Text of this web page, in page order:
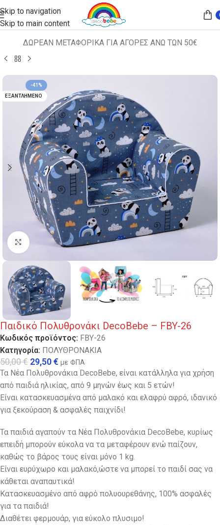
Skip to navigation
Skip to main content
ΔΩΡΕΑΝ ΜΕΤΑΦΟΡΙΚΑ ΓΙΑ ΑΓΟΡΕΣ ΑΝΩ ΤΩΝ 50€
Αρχική σελίδα ΠΑΙΔΙΚΑ ΚΑΘΙΣΜΑΤΑ ΠΟΛΥΘΡΟΝΑΚΙΑ
-41%
ΕΞΑΝΤΛΗΜΈΝΟ
Κλικ για μεγέθυνση
Παιδικό Πολυθρονάκι DecoBebe – FBY-26
Κωδικός προϊόντος: FBY-26
Κατηγορία: ΠΟΛΥΘΡΟΝΑΚΙΑ
50,00€ 29,50€ με ΦΠΑ
Τα Νέα Πολυθρονάκια DecoBebe, είναι κατάλληλα για χρήση
από παιδιά ηλικίας, από 9 μηνών έως και 5 ετών!
Είναι κατασκευασμένα από μαλακό και ελαφρύ αφρό, ιδανικό
για ξεκούραση & ασφαλές παιχνίδι!
Τα παιδιά αγαπούν τα Νέα Πολυθρονάκια DecoBebe, κυρίως
επειδή μπορούν εύκολα να τα μεταφέρουν ενώ παίζουν,
καθώς το βάρος τους είναι μόνο 1 kg.
Eίναι ευρύχωρο και μαλακό,ώστε να μπορεί το παιδί σας να
κάθεται αναπαυτικά!
Κατασκευασμένο από αφρό πολυουρεθάνης, 100% ασφαλές
για τα παιδιά!
Διαθέτει φερμουάρ, για εύκολο πλυσιμο!